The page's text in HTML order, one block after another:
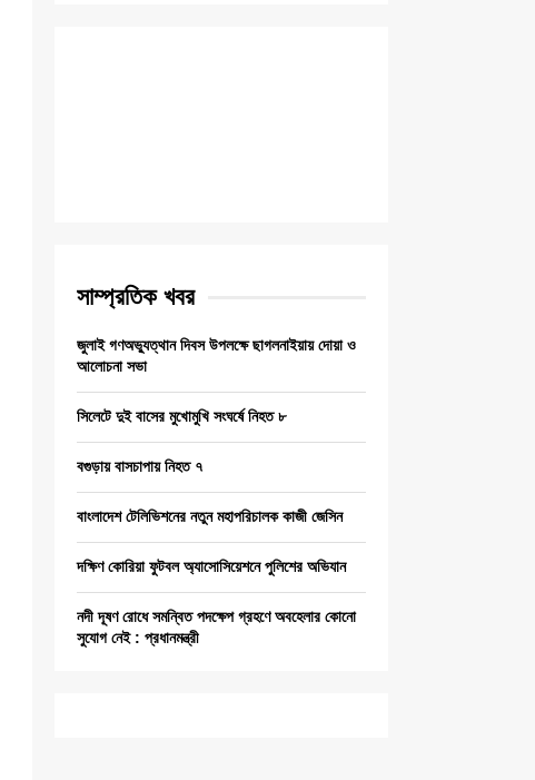
সাম্প্রতিক খবর
জুলাই গণঅভ্যুত্থান দিবস উপলক্ষে ছাগলনাইয়ায় দোয়া ও
আলোচনা সভা
সিলেটে দুই বাসের মুখোমুখি সংঘর্ষে নিহত ৮
বগুড়ায় বাসচাপায় নিহত ৭
বাংলাদেশ টেলিভিশনের নতুন মহাপরিচালক কাজী জেসিন
দক্ষিণ কোরিয়া ফুটবল অ্যাসোসিয়েশনে পুলিশের অভিযান
নদী দূষণ রোধে সমন্বিত পদক্ষেপ গ্রহণে অবহেলার কোনো
সুযোগ নেই : প্রধানমন্ত্রী